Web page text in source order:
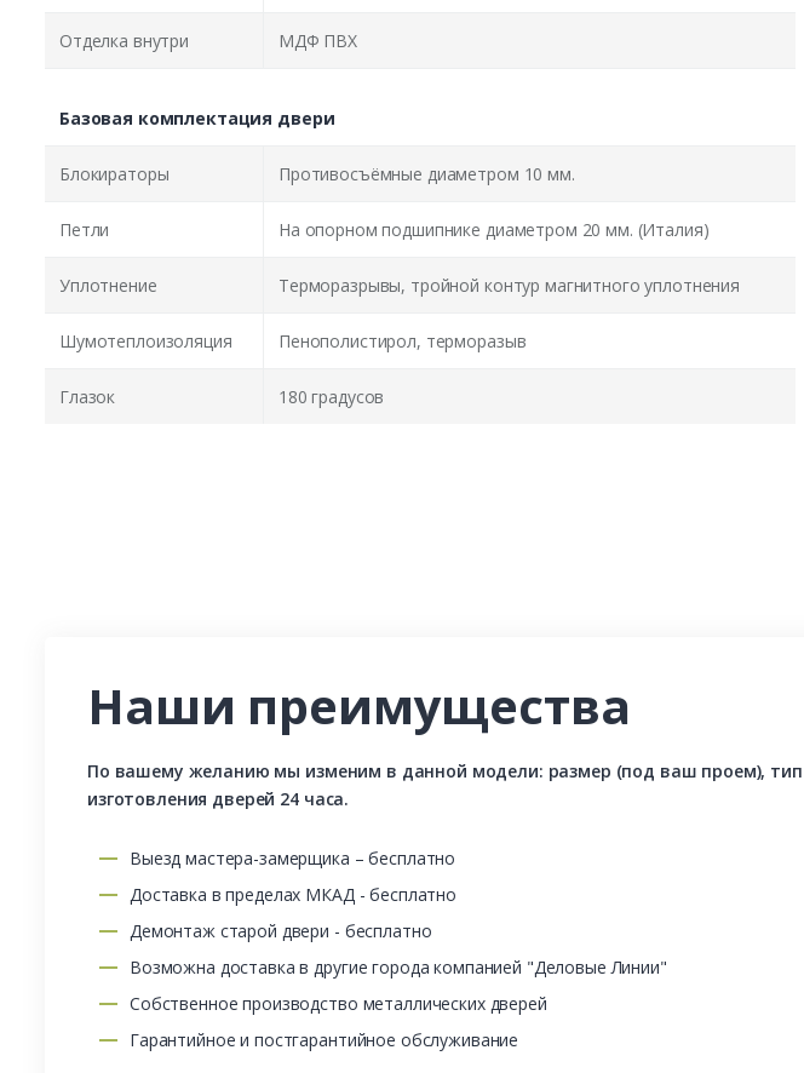
Отделка внутри МДФ ПВХ
Базовая комплектация двери
Блокираторы Противосъёмные диаметром 10 мм.
Петли На опорном подшипнике диаметром 20 мм. (Италия)
Уплотнение Терморазрывы, тройной контур магнитного уплотнения
Шумотеплоизоляция Пенополистирол, терморазыв
Глазок 180 градусов
Наши преимущества
По вашему желанию мы изменим в данной модели: размер (под ваш проем),
изготовления дверей 24 часа.
Выезд мастера-замерщика – бесплатно
Доставка в пределах МКАД - бесплатно
Демонтаж старой двери - бесплатно
Возможна доставка в другие города компанией "Деловые Линии"
Собственное производство металлических дверей
Гарантийное и постгарантийное обслуживание